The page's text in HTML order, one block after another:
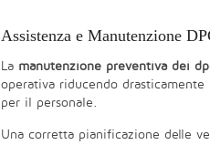
Assistenza e Manutenzione
La manutenzione preventiva dei
operativa riducendo
per il personale.
Una corretta pianificazione delle